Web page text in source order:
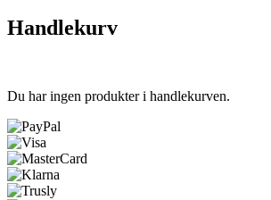
Handlekurv
Du har ingen produkter i handlekurven.